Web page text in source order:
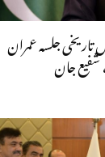
تاریخی جلسہ عمران
شفیع جان